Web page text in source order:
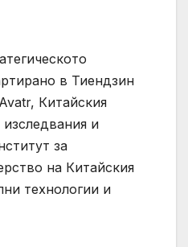
в Тиендзин
Китайския
и
за
на Китайския
технологии и